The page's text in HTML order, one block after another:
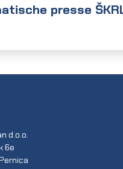
presse
d.o.o.
6e